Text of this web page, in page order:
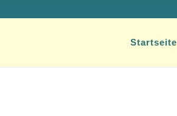
Startseite